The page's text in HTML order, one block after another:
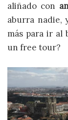
aliñado con
aburra nadie,
más para ir al
un free tour?